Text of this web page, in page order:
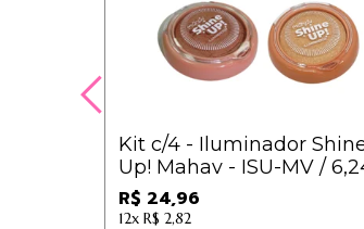
Kit c/4 - Iluminador
Up! Mahav - ISU-MV /
R$ 24,96
12x R$ 2,82